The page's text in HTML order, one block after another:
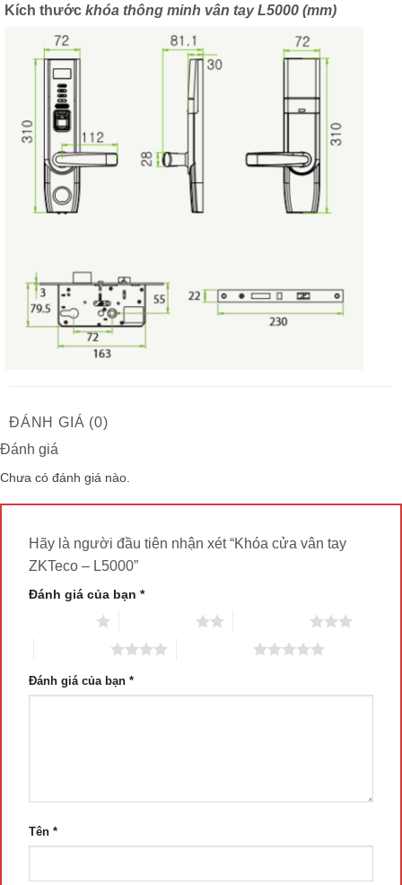
Kích thước khóa thông minh vân tay L5000 (mm)
ĐÁNH GIÁ (0)
Đánh giá
Chưa có đánh giá nào.
Hãy là người đầu tiên nhận xét “Khóa cửa vân tay
ZKTeco – L5000”
Đánh giá của bạn *
Đánh giá của bạn *
Tên *